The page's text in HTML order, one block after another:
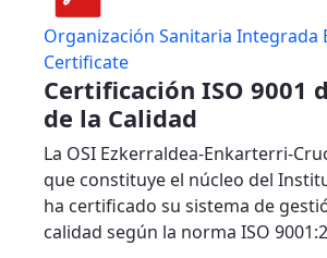
Organización Sanitaria Integrada
Certificate
Certificación ISO 9001
de la Calidad
La OSI Ezkerraldea-Enkarterri-
que constituye el núcleo del
ha certificado su sistema de
calidad según la norma ISO